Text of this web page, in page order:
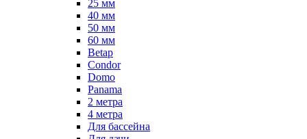
25 мм
40 мм
50 мм
60 мм
Betap
Condor
Domo
Panama
2 метра
4 метра
Для бассейна